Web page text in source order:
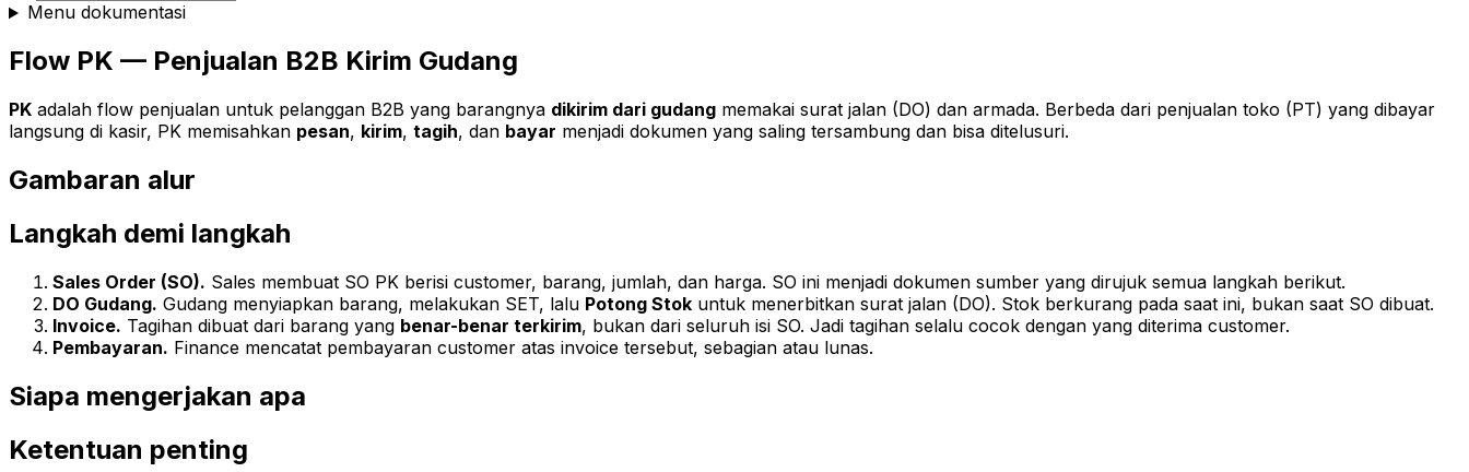
Menu dokumentasi
Flow PK — Penjualan B2B Kirim Gudang
PK adalah flow penjualan untuk pelanggan B2B yang barangnya dikirim dari gudang memakai surat jalan (DO) dan armada. Berbeda dari penjualan toko (PT) yang dibayar
langsung di kasir, PK memisahkan pesan, kirim, tagih, dan bayar menjadi dokumen yang saling tersambung dan bisa ditelusuri.
Gambaran alur
Langkah demi langkah
Sales Order (SO). Sales membuat SO PK berisi customer, barang, jumlah, dan harga. SO ini menjadi dokumen sumber yang dirujuk semua langkah berikut.
DO Gudang. Gudang menyiapkan barang, melakukan SET, lalu Potong Stok untuk menerbitkan surat jalan (DO). Stok berkurang pada saat ini, bukan saat SO dibuat.
Invoice. Tagihan dibuat dari barang yang benar-benar terkirim, bukan dari seluruh isi SO. Jadi tagihan selalu cocok dengan yang diterima customer.
Pembayaran. Finance mencatat pembayaran customer atas invoice tersebut, sebagian atau lunas.
Siapa mengerjakan apa
Ketentuan penting